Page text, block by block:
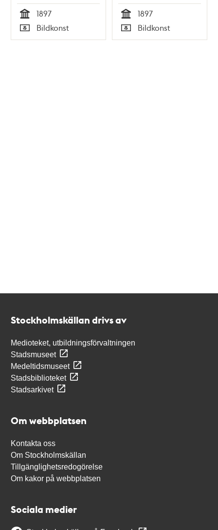
Tid
1897
Typ
Bildkonst Tid
1897
Typ
Bildkonst
Stockholmskällan drivs av
Medioteket, utbildningsförvaltningen
Stadsmuseet
Medeltidsmuseet
Stadsbiblioteket
Stadsarkivet
Om webbplatsen
Kontakta oss
Om Stockholmskällan
Tillgänglighetsredogörelse
Om kakor på webbplatsen
Sociala medier